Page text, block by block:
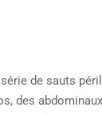
de sauts
des